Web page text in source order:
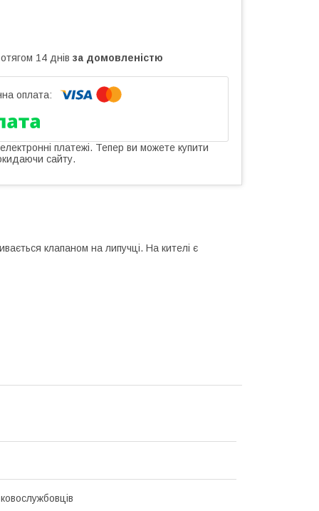
14 днів за домовленістю
платежі. Тепер ви можете купити
сайту.
клапаном на липучці. На кителі є